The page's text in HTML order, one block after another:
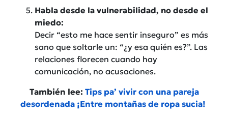
Habla desde la vulnerabilidad, no desde el
miedo:
Decir “esto me hace sentir inseguro” es más
sano que soltarle un: “¿y esa quién es?”. Las
relaciones florecen cuando hay
comunicación, no acusaciones.
También lee: Tips pa’ vivir con una pareja
desordenada ¡Entre montañas de ropa sucia!